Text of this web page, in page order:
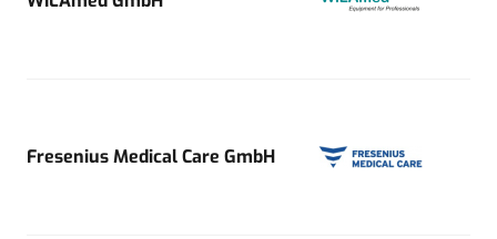
Fresenius Medical Care GmbH